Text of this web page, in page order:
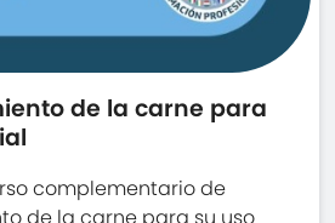
de la carne para
complementario de